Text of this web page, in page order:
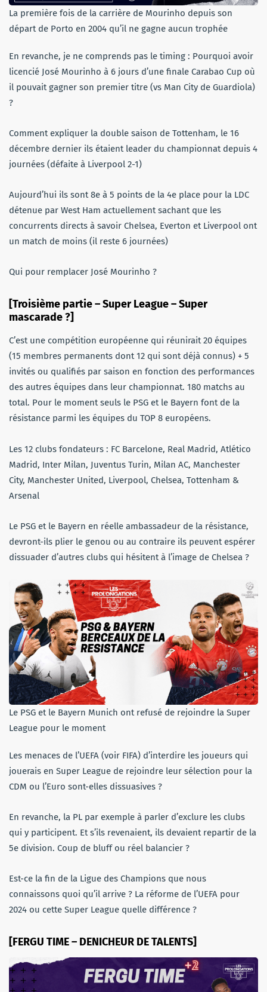
La première fois de la carrière de Mourinho depuis son
départ de Porto en 2004 qu’il ne gagne aucun trophée
En revanche, je ne comprends pas le timing : Pourquoi avoir
licencié José Mourinho à 6 jours d’une finale Carabao Cup où
il pouvait gagner son premier titre (vs Man City de Guardiola)
?
Comment expliquer la double saison de Tottenham, le 16
décembre dernier ils étaient leader du championnat depuis 4
journées (défaite à Liverpool 2-1)
Aujourd’hui ils sont 8e à 5 points de la 4e place pour la LDC
détenue par West Ham actuellement sachant que les
concurrents directs à savoir Chelsea, Everton et Liverpool ont
un match de moins (il reste 6 journées)
Qui pour remplacer José Mourinho ?
[Troisième partie – Super League – Super
mascarade ?]
C’est une compétition européenne qui réunirait 20 équipes
(15 membres permanents dont 12 qui sont déjà connus) + 5
invités ou qualifiés par saison en fonction des performances
des autres équipes dans leur championnat. 180 matchs au
total. Pour le moment seuls le PSG et le Bayern font de la
résistance parmi les équipes du TOP 8 européens.
Les 12 clubs fondateurs : FC Barcelone, Real Madrid, Atlético
Madrid, Inter Milan, Juventus Turin, Milan AC, Manchester
City, Manchester United, Liverpool, Chelsea, Tottenham &
Arsenal
Le PSG et le Bayern en réelle ambassadeur de la résistance,
devront-ils plier le genou ou au contraire ils peuvent espérer
dissuader d’autres clubs qui hésitent à l’image de Chelsea ?
Le PSG et le Bayern Munich ont refusé de rejoindre la Super
League pour le moment
Les menaces de l’UEFA (voir FIFA) d’interdire les joueurs qui
jouerais en Super League de rejoindre leur sélection pour la
CDM ou l’Euro sont-elles dissuasives ?
En revanche, la PL par exemple à parler d’exclure les clubs
qui y participent. Et s’ils revenaient, ils devaient repartir de la
5e division. Coup de bluff ou réel balancier ?
Est-ce la fin de la Ligue des Champions que nous
connaissons quoi qu’il arrive ? La réforme de l’UEFA pour
2024 ou cette Super League quelle différence ?
[FERGU TIME – DENICHEUR DE TALENTS]